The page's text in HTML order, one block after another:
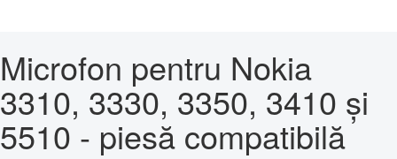
Microfon pentru Nokia
3310, 3330, 3350, 3410 și
5510 - piesă compatibilă